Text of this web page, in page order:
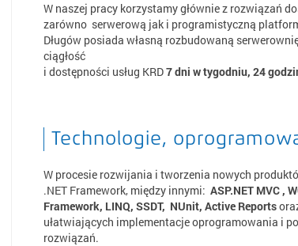
W naszej pracy korzystamy głównie z rozwiązań
zarówno serwerową jak i programistyczną
Długów posiada własną rozbudowaną
ciągłość
i dostępności usług KRD7 dni w tygodniu, 24
Technologie,
W procesie rozwijania i tworzenia nowych
.NET Framework, między innymi: ASP.NET MVC ,
Framework, LINQ, SSDT, NUnit, Active Reports
ułatwiających implementacje oprogramowania i
rozwiązań.